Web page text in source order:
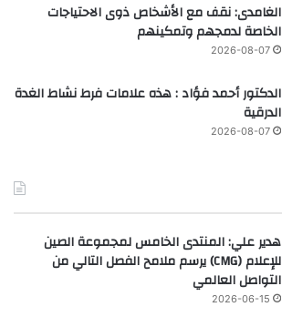
الغامدى: نقف مع الأشخاص ذوى الاحتياجات
الخاصة لدمجهم وتمكينهم
2026-08-07
الدكتور أحمد فؤاد : هذه علامات فرط نشاط الغدة
الدرقية
2026-08-07
هدير علي: المنتدى الخامس لمجموعة الصين
للإعلام (CMG) يرسم ملامح الفصل التالي من
التواصل العالمي
2026-06-15